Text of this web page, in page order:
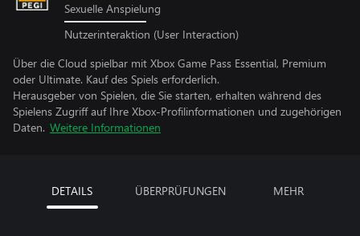
Sexuelle Anspielung
Nutzerinteraktion (User Interaction)
Über die Cloud spielbar mit Xbox Game Pass Essential, Premium
oder Ultimate. Kauf des Spiels erforderlich.
Herausgeber von Spielen, die Sie starten, erhalten während des
Spielens Zugriff auf Ihre Xbox-Profilinformationen und zugehörigen
Daten. Weitere Informationen
DETAILS ÜBERPRÜFUNGEN MEHR